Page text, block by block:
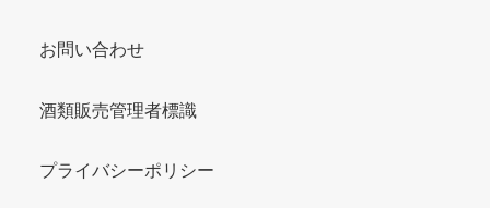
お問い合わせ
酒類販売管理者標識
プライバシーポリシー